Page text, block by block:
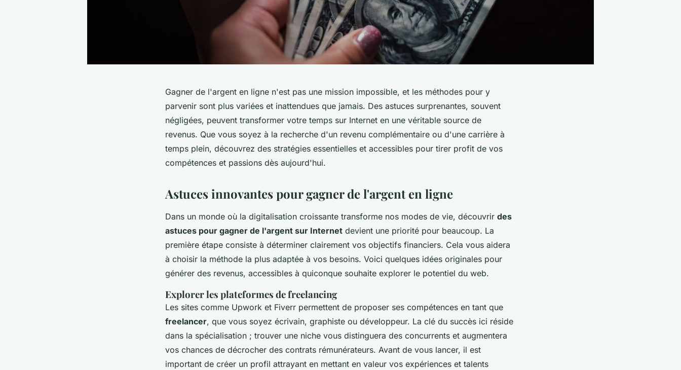
Gagner de l'argent en ligne n'est pas une mission impossible, et les méthodes pour y
parvenir sont plus variées et inattendues que jamais. Des astuces surprenantes, souvent
négligées, peuvent transformer votre temps sur Internet en une véritable source de
revenus. Que vous soyez à la recherche d'un revenu complémentaire ou d'une carrière à
temps plein, découvrez des stratégies essentielles et accessibles pour tirer profit de vos
compétences et passions dès aujourd'hui.
Astuces innovantes pour gagner de l'argent en ligne
Dans un monde où la digitalisation croissante transforme nos modes de vie, découvrir des
astuces pour gagner de l'argent sur Internet devient une priorité pour beaucoup. La
première étape consiste à déterminer clairement vos objectifs financiers. Cela vous aidera
à choisir la méthode la plus adaptée à vos besoins. Voici quelques idées originales pour
générer des revenus, accessibles à quiconque souhaite explorer le potentiel du web.
Explorer les plateformes de freelancing
Les sites comme Upwork et Fiverr permettent de proposer ses compétences en tant que
freelancer, que vous soyez écrivain, graphiste ou développeur. La clé du succès ici réside
dans la spécialisation ; trouver une niche vous distinguera des concurrents et augmentera
vos chances de décrocher des contrats rémunérateurs. Avant de vous lancer, il est
important de créer un profil attrayant en mettant en valeur vos expériences et talents